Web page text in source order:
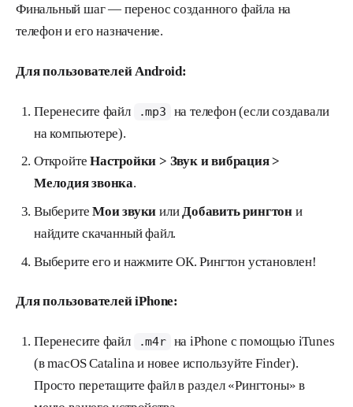
Финальный шаг — перенос созданного файла на
телефон и его назначение.
Для пользователей Android:
Перенесите файл .mp3
на телефон (если создавали
на компьютере).
ОткройтеНастройки > Звук и вибрация >
Мелодия звонка.
ВыберитеМои звуки илиДобавить рингтон и
найдите скачанный файл.
Выберите его и нажмите ОК. Рингтон установлен!
Для пользователей iPhone:
Перенесите файл .m4r на iPhone с помощью iTunes
(в macOS Catalina и новее используйте Finder).
Просто перетащите файл в раздел «Рингтоны» в